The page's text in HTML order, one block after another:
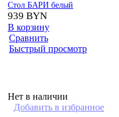
Стол БАРИ белый
939 BYN
В корзину
Сравнить
Быстрый просмотр
Нет в наличии
Добавить в избранное